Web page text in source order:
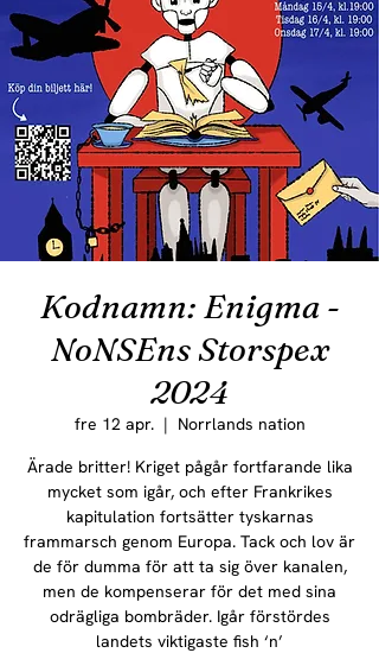
Kodnamn: Enigma -
NoNSEns Storspex
2024
fre 12 apr.
  |
Norrlands nation
Ärade britter! Kriget pågår fortfarande lika
mycket som igår, och efter Frankrikes
kapitulation fortsätter tyskarnas
frammarsch genom Europa. Tack och lov är
de för dumma för att ta sig över kanalen,
men de kompenserar för det med sina
odrägliga bombräder. Igår förstördes
landets viktigaste fish ‘n’